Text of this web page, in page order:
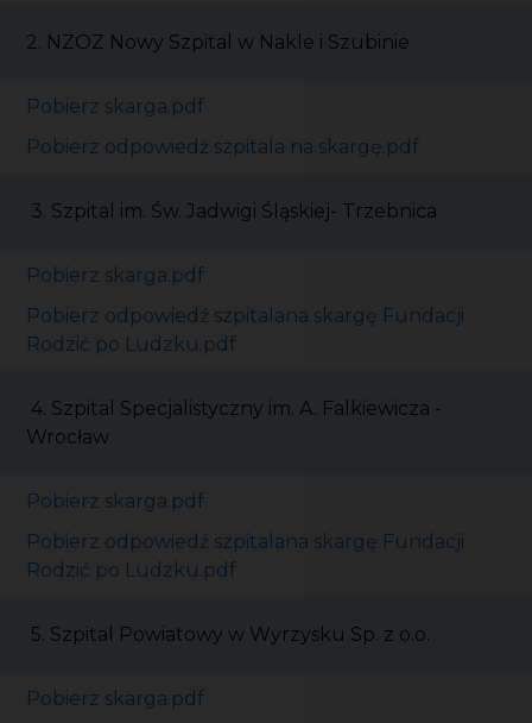
2. NZOZ Nowy Szpital w Nakle i Szubinie
Pobierz skarga.pdf
Pobierz odpowiedź szpitala na skargę.pdf
3. Szpital im. Św. Jadwigi Śląskiej- Trzebnica
Pobierz skarga.pdf
Pobierz odpowiedź szpitalana skargę Fundacji
Rodzić po Ludzku.pdf
4. Szpital Specjalistyczny im. A. Falkiewicza -
Wrocław
Pobierz skarga.pdf
Pobierz odpowiedź szpitalana skargę Fundacji
Rodzić po Ludzku.pdf
5. Szpital Powiatowy w Wyrzysku Sp. z o.o.
Pobierz skarga.pdf